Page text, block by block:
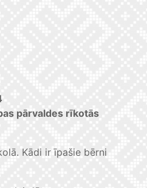
pārvaldes rīkotās
Kādi ir īpašie bērni